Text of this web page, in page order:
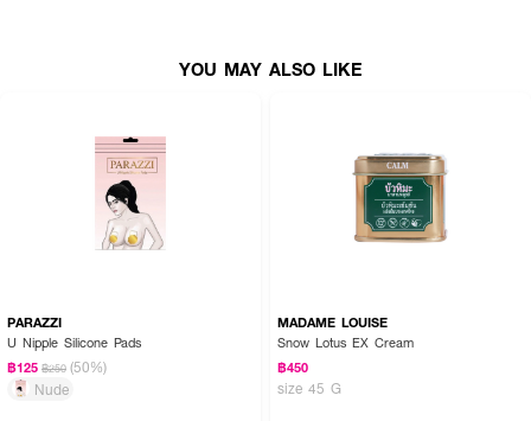
ซิลิโคนปิดจุกจะสามารถใช้ได้ โดยไม่ต้องล้างก่อน แต่ก่อนใช้ต้องทำความสะอาด
YOU MAY ALSO LIKE
PARAZZI
U Nipple Silicone Pads
฿125 ฿250 (50%)
Nude
MADAME LOUISE
Snow Lotus EX Cream
฿450
size 45 G